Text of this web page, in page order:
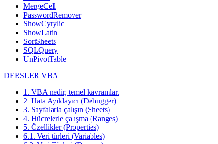
MergeCell
PasswordRemover
ShowCyrylic
ShowLatin
SortSheets
SQLQuery
UnPivotTable
DERSLER VBA
1. VBA nedir, temel kavramlar.
2. Hata Ayıklayıcı (Debugger)
3. Sayfalarla çalışın (Sheets)
4. Hücrelerle çalışma (Ranges)
5. Özellikler (Properties)
6.1. Veri türleri (Variables)